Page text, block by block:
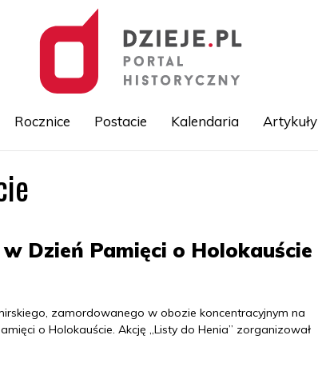
Rocznice Postacie Kalendaria Artykuły
Dzień Pamięci o Holokauście
zamordowanego w obozie koncentracyjnym na
o Holokauście. Akcję „Listy do Henia” zorganizował